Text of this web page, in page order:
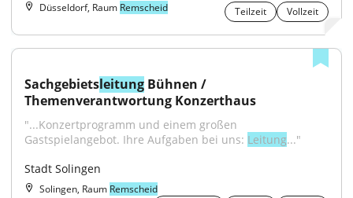
Düsseldorf, Raum Remscheid Teilzeit Vollzeit
Sachgebietsleitung Bühnen /
Themenverantwortung Konzerthaus
"...Konzertprogramm und einem großen
Gastspielangebot. Ihre Aufgaben bei uns: Leitung..."
Stadt Solingen
Solingen, Raum Remscheid